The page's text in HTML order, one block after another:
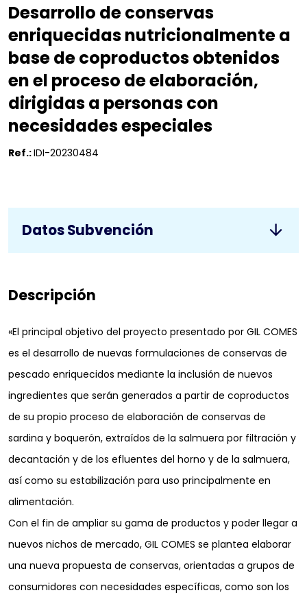
Desarrollo de conservas
enriquecidas nutricionalmente a
base de coproductos obtenidos
en el proceso de elaboración,
dirigidas a personas con
necesidades especiales
Ref.:IDI-20230484
Datos Subvención
Descripción
«El principal objetivo del proyecto presentado por GIL COMES
es el desarrollo de nuevas formulaciones de conservas de
pescado enriquecidos mediante la inclusión de nuevos
ingredientes que serán generados a partir de coproductos
de su propio proceso de elaboración de conservas de
sardina y boquerón, extraídos de la salmuera por filtración y
decantación y de los efluentes del horno y de la salmuera,
así como su estabilización para uso principalmente en
alimentación.
Con el fin de ampliar su gama de productos y poder llegar a
nuevos nichos de mercado, GIL COMES se plantea elaborar
una nueva propuesta de conservas, orientadas a grupos de
consumidores con necesidades específicas, como son los